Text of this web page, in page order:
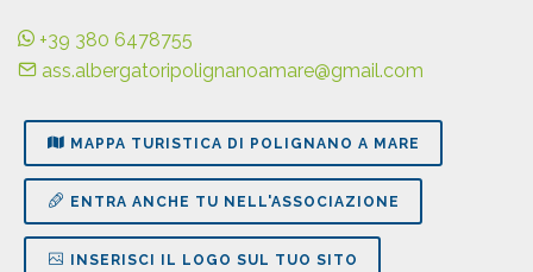
+39 380 6478755
ass.albergatoripolignanoamare@gmail.com
MAPPA TURISTICA DI POLIGNANO A MARE
ENTRA ANCHE TU NELL'ASSOCIAZIONE
INSERISCI IL LOGO SUL TUO SITO